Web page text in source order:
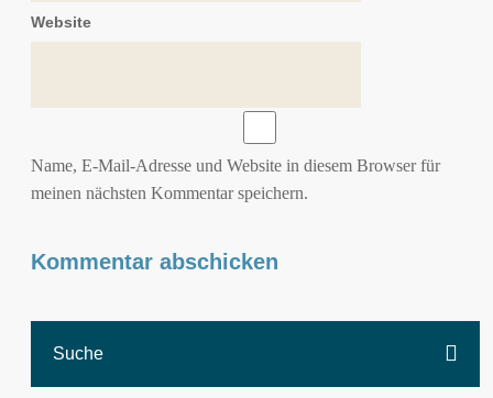
Website
Name, E-Mail-Adresse und Website in diesem Browser für
meinen nächsten Kommentar speichern.